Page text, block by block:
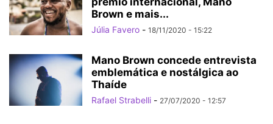
Brown e mais...
Júlia Favero - 18/11/2020 - 15:22
Mano Brown concede entrevista
emblemática e nostálgica ao
Thaíde
Rafael Strabelli - 27/07/2020 - 12:57